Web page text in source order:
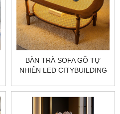
BÀN TRÀ SOFA GỖ TỰ
NHIÊN LED CITYBUILDING
ÁP CHO PHÒNG KHÁCH